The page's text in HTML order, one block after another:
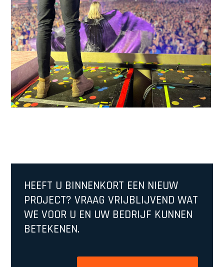
HEEFT U BINNENKORT EEN NIEUW
PROJECT? VRAAG VRIJBLIJVEND WAT
WE VOOR U EN UW BEDRIJF KUNNEN
BETEKENEN.